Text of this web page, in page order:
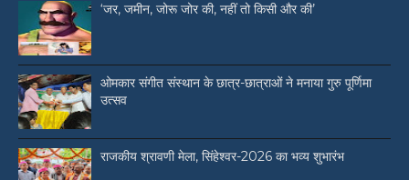
‘जर, जमीन, जोरू जोर की, नहीं तो किसी और की’
ओमकार संगीत संस्थान के छात्र-छात्राओं ने मनाया गुरु पूर्णिमा
उत्सव
राजकीय श्रावणी मेला, सिंहेश्वर-2026 का भव्य शुभारंभ